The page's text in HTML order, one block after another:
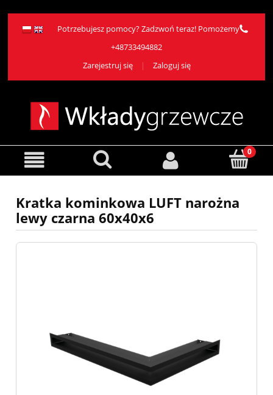
Potrzebujesz pomocy? Zadzwoń teraz! Pomożemy
+48733494882
Zarejestruj się
Zaloguj się
Kratka kominkowa LUFT narożna
lewy czarna 60x40x6